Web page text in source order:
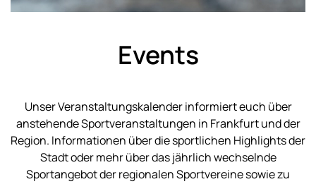
Events
Unser Veranstaltungskalender informiert euch über
anstehende Sportveranstaltungen in Frankfurt und der
Region. Informationen über die sportlichen Highlights der
Stadt oder mehr über das jährlich wechselnde
Sportangebot der regionalen Sportvereine sowie zu